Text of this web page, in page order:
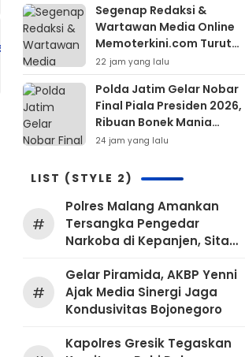
Segenap Redaksi &
Wartawan Media Online
Memoterkini.com Turut
Berdukacita Atas
Wafatnya H.M.Sholeh.S.H
22 jam yang lalu
Polda Jatim Gelar Nobar
Final Piala Presiden 2026,
Ribuan Bonek Mania
Dukung Persebaya dari
24 jam yang lalu
LIST (STYLE 2)
#
Polres Malang Amankan
Tersangka Pengedar
Narkoba di Kepanjen, Sita
Gram
#
Gelar Piramida, AKBP Yenni
Ajak Media Sinergi Jaga
Kondusivitas Bojonegoro
Kapolres Gresik Tegaskan